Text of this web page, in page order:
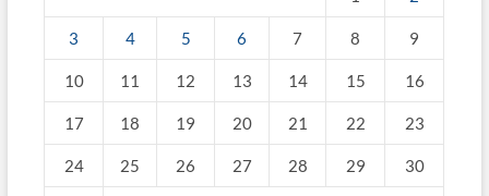
3 4 5 6 7 8 9
10 11 12 13 14 15 16
17 18 19 20 21 22 23
24 25 26 27 28 29 30